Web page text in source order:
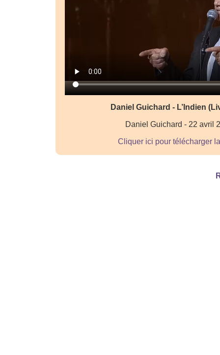
Daniel Guichard - L’Indien
Daniel Guichard - 22 avril
Cliquer ici pour télécharger